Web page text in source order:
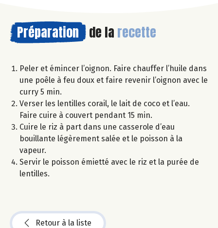
Préparation de la recette
Peler et émincer l’oignon. Faire chauffer l’huile dans
une poêle à feu doux et faire revenir l’oignon avec le
curry 5 min.
Verser les lentilles corail, le lait de coco et l’eau.
Faire cuire à couvert pendant 15 min.
Cuire le riz à part dans une casserole d’eau
bouillante légèrement salée et le poisson à la
vapeur.
Servir le poisson émietté avec le riz et la purée de
lentilles.
Retour à la liste